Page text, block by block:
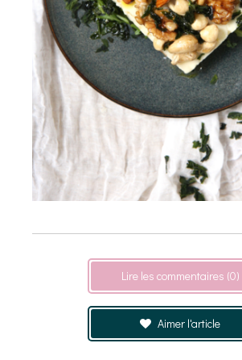
Lire les commentaires (0)
Aimer l'article